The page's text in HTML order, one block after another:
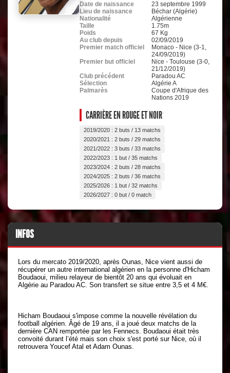
Date de naissance
23 septembre 1999
Lieu de naissance
Béchar (Algérie)
Nationalité
Algérienne
Taille
1.75m
Poids
67 Kg
Au club depuis
02/09/2019
Premier match officiel
Monaco - Nice (3-1,
24/09/2019)
Premier but officiel
Nice - Toulouse (3-0,
21/12/2019)
Club précédent
Paradou AC
Sélection
Algérie A
Palmarès
Coupe d'Afrique des
Nations 2019
CARRIÈRE EN ROUGE ET NOIR
2019/2020 : 2 buts / 13 matchs
2020/2021 : 2 buts / 29 matchs
2021/2022 : 3 buts / 33 matchs
2022/2023 : 1 but / 35 matchs
2023/2024 : 2 buts / 28 matchs
2024/2025 : 2 buts / 36 matchs
2025/2026 : 1 but / 32 matchs
2026/2027 : 0 but / 0 match
INFOS
Lors du mercato 2019/2020, après Ounas, Nice vient aussi de
récupérer un autre international algérien en la personne d'Hicham
Boudaoui, milieu relayeur de bientôt 20 ans qui évoluait en
Algérie au Paradou AC. Son transfert se situe entre 3,5 et 4 M€.
Hicham Boudaoui s'impose comme la nouvelle révélation du
football algérien. Âgé de 19 ans, il a joué deux matchs de la
dernière CAN remportée par les Fennecs. Boudaoui était très
convoité durant l’été mais son choix s'est porté sur Nice, où il
retrouvera Youcef Atal et Adam Ounas.